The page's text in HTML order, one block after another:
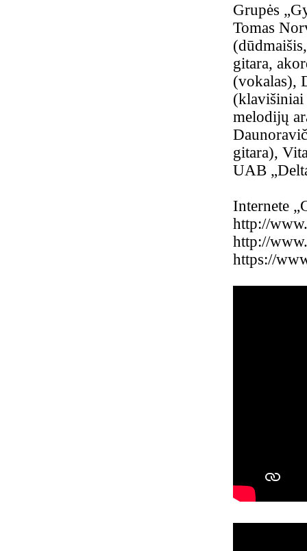
Grupės
Tomas
gitara,
(vokalas),
(klavišiniai
melodijų
gitara),
UAB
Internete
http://
http://
https://